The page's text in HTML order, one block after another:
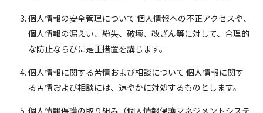
個人情報の安全管理について 個人情報への不正アクセスや、
個人情報の漏えい、紛失、破壊、改ざん等に対して、合理的
な防止ならびに是正措置を講じます。
個人情報に関する苦情および相談について 個人情報に関す
る苦情および相談には、速やかに対処するものとします。